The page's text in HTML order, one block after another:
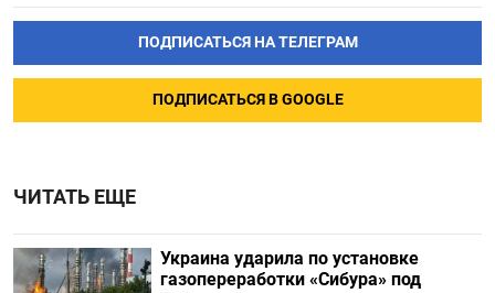
ПОДПИСАТЬСЯ НА ТЕЛЕГРАМ
ПОДПИСАТЬСЯ В GOOGLE
ЧИТАТЬ ЕЩЕ
Украина ударила по установке
газопереработки «Сибура» под